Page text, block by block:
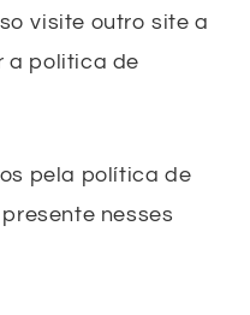
visite outro site a
a politica de
pela política de
nesses